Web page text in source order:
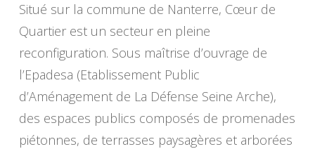
Situé sur la commune de Nanterre, Cœur de
Quartier est un secteur en pleine
reconfiguration. Sous maîtrise d’ouvrage de
l’Epadesa (Etablissement Public
d’Aménagement de La Défense Seine Arche),
des espaces publics composés de promenades
piétonnes, de terrasses paysagères et arborées